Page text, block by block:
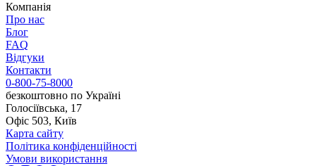
Компанія
Про нас
Блог
FAQ
Відгуки
Контакти
0-800-75-8000
безкоштовно по Україні
Голосіївська, 17
Офіс 503, Київ
Карта сайту
Політика конфіденційності
Умови використання